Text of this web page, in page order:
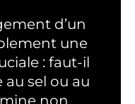
d’un
une
: faut-il
sel ou au
non